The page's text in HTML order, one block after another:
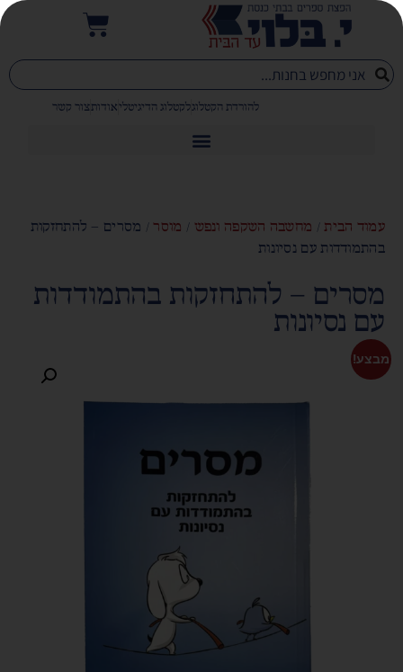
להורדת הקטלוגלקטלוג הדיגיטליאודותצור קשר
עמוד הבית/ מחשבה השקפה ונפש / מוסר / מסרים – להתחזקות
בהתמודדות עם נסיונות
מסרים – להתחזקות בהתמודדות
עם נסיונות
מבצע!